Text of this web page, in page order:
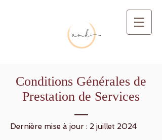
Conditions Générales de
Prestation de Services
Dernière mise à jour : 2 juillet 2024